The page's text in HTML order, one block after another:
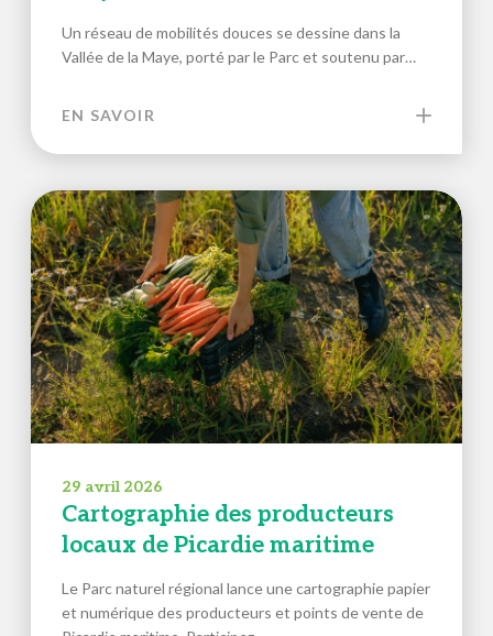
Un réseau de mobilités douces se dessine dans la
Vallée de la Maye, porté par le Parc et soutenu par…
EN SAVOIR
29 avril 2026
Cartographie des producteurs
locaux de Picardie maritime
Le Parc naturel régional lance une cartographie papier
et numérique des producteurs et points de vente de